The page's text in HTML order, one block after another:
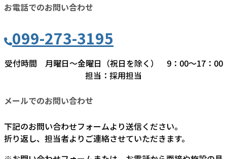
お電話でのお問い合わせ
099-273-3195
受付時間 月曜日～金曜日（祝日を除く） 9：00～17：00
担当：採用担当
メールでのお問い合わせ
下記のお問い合わせフォームより送信ください。
折り返し、担当者よりご連絡させていただきます。